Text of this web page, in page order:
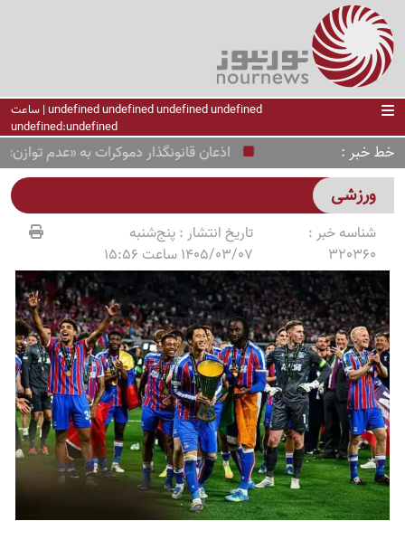
undefined undefined undefined undefined | ساعت
undefined:undefined
خط خبر اذعان قانونگذار دموکرات به «عدم توازن»
ورزشی
شناسه خبر :
320360
تاریخ انتشار :پنج‌شنبه
1405/03/07 ساعت 15:56